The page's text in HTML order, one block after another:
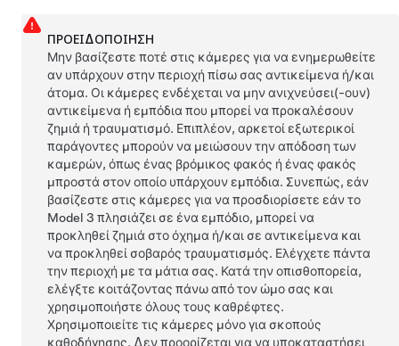
ΠΡΟΕΙΔΟΠΟΊΗΣΗ
Μην βασίζεστε ποτέστις κάμερες για να ενημερωθείτε
αν υπάρχουν στην περιοχή πίσω σας αντικείμενα ή/και
άτομα. Οι κάμερες ενδέχεται να μην ανιχνεύσει(-ουν)
αντικείμενα ή εμπόδια που μπορεί να προκαλέσουν
ζημιά ή τραυματισμό. Επιπλέον, αρκετοί εξωτερικοί
παράγοντες μπορούν να μειώσουν την απόδοσητων
καμερών, όπως ένας βρόμικος φακός ή ένας φακός
μπροστά στον οποίο υπάρχουν εμπόδια. Συνεπώς, εάν
βασίζεστεστις κάμερες για να προσδιορίσετε εάν το
Model 3 πλησιάζει σε ένα εμπόδιο, μπορεί να
προκληθεί ζημιά στο όχημα ή/και σε αντικείμενα και
να προκληθεί σοβαρός τραυματισμός. Ελέγχετε πάντα
την περιοχή με τα μάτια σας. Κατά την οπισθοπορεία,
ελέγξτε κοιτάζοντας πάνω από τον ώμο σας και
χρησιμοποιήστε όλους τους καθρέφτες.
Χρησιμοποιείτετις κάμερες μόνο για σκοπούς
καθοδήγησης. Δεν προορίζεται για να υποκαταστήσει